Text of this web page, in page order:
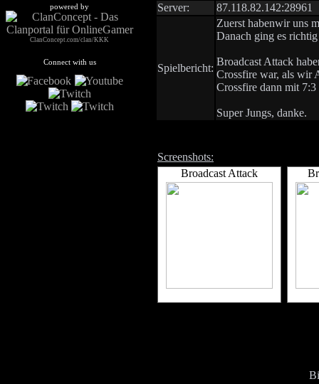
powered by
ClanConcept.com/clan/KKK
Connect with us
Server:
87.118.82.142:28961
Spielbericht:
Zuerst habenwir uns
Danach ging es
Broadcast Attack
Crossfire war, als wir
Crossfire dann mit
Super Jungs, danke.
Screenshots:
Broadcast Attack